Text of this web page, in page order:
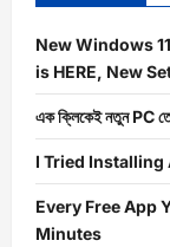
New Windows
is HERE, New
এক ক্লিকেই নতুন PC
I Tried
Every Free App
Minutes